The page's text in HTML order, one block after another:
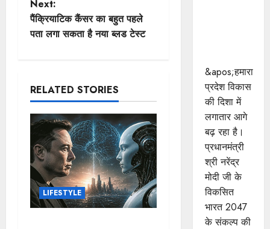
t
v
i
g
a
t
Next:
पैंक्रियाटिक कैंसर का बहुत पहले
पता लगा सकता है नया ब्लड टेस्ट
RELATED STORIES
LIFESTYLE
&apos;हमारा
प्रदेश विकास
की दिशा में
लगातार आगे
बढ़ रहा है।
प्रधानमंत्री
श्री नरेंद्र
मोदी जी के
विकसित
भारत 2047
के संकल्प की